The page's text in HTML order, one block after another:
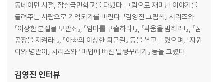
제가 생긴 탓이랍니다. 이대로 두면 온 세상에 싸움이 전염병처럼 번질 거
라는데 어떡하겠어요. 세상에서 가장 뛰어난 나로의 상상력을 빌려 줄 수
밖에요.
펄럭이 손에 이끌려 다시 이루리아로 간 나로는 어둠의 해적단을 이끄는
꿀꺽 선장이 끔찍한 음모를 꾸미고 있다는 사실을 알게 됩니다. 꿀꺽 선장
데요. 나로와 펄럭이는 이번에도 어둠의 세력을 물리치고 위험에 빠진 친
동네이던 시절, 잠실국민학교를 다녔다. 그림으로 재미난 이야기를
들려주는 사람으로 기억되기를 바란다. 「김영진 그림책」 시리즈와
『이상한 분실물 보관소』, 『엄마를 구출하라!』, 『싸움을 멈춰라!』, 『꿈
공장을 지켜라!』, 『아빠의 이상한 퇴근길』 등을 쓰고 그렸으며, 「지원
이와 병관이」 시리즈와 『마법에 빠진 말썽꾸러기』 등을 그렸다.
김영진 인터뷰